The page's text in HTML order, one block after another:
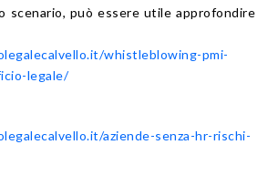
scenario, può essere utile approfondire
whistleblowing-pmi-
legale/
aziende-senza-hr-rischi-